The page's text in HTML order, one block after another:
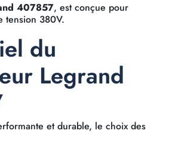
407857, est conçue pour
tension 380V.
du
Legrand
et durable, le choix des